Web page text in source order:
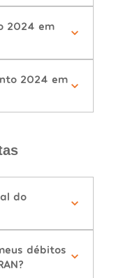
2024 em
2024 em
do
débitos